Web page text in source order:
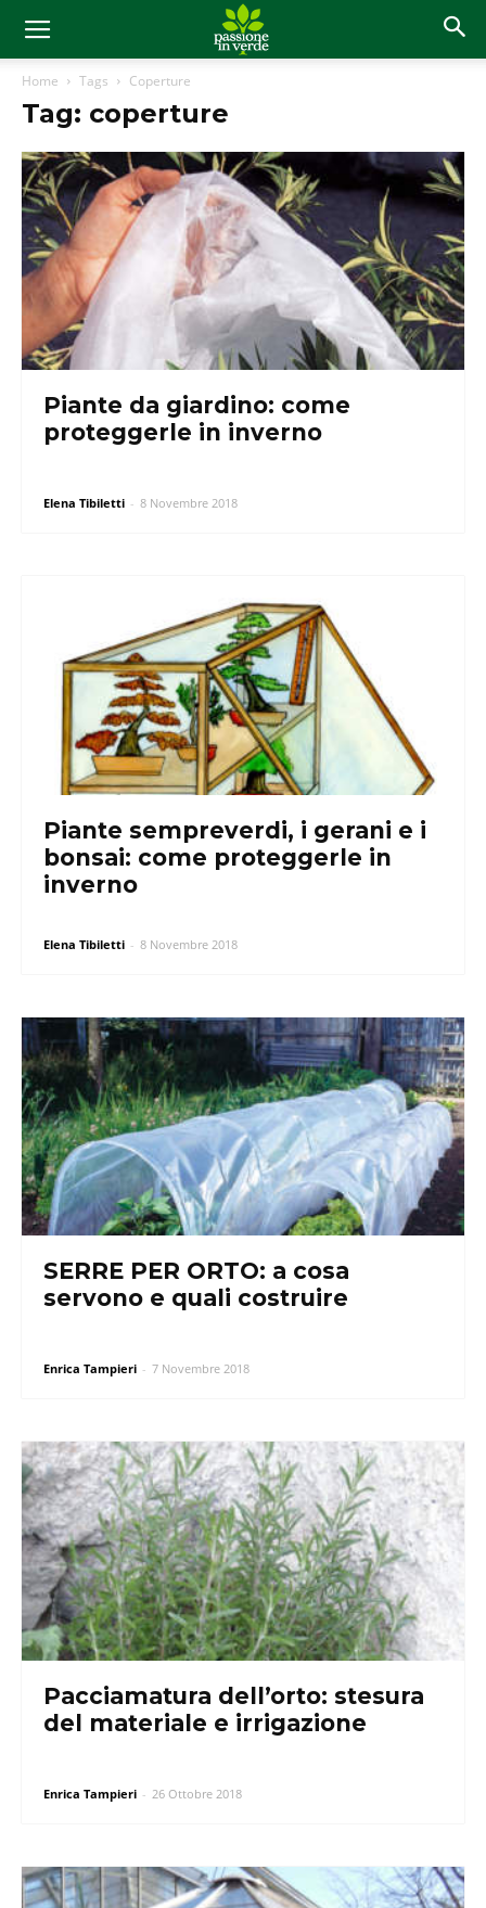
Home Tags Coperture
Tag: coperture
Piante da giardino: come
proteggerle in inverno
Elena Tibiletti - 8 Novembre 2018
Piante sempreverdi, i gerani e i
bonsai: come proteggerle in
inverno
Elena Tibiletti - 8 Novembre 2018
SERRE PER ORTO: a cosa
servono e quali costruire
Enrica Tampieri - 7 Novembre 2018
Pacciamatura dell’orto: stesura
del materiale e irrigazione
Enrica Tampieri - 26 Ottobre 2018